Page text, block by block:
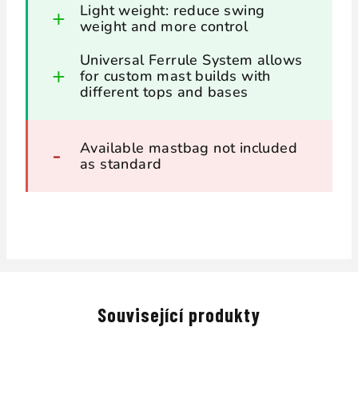
Light weight: reduce swing
weight and more control
Universal Ferrule System allows
for custom mast builds with
different tops and bases
Available mastbag not included
as standard
Související produkty